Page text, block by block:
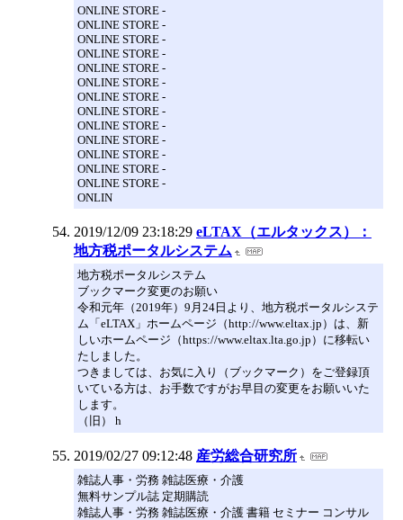
ONLINE STORE -
ONLINE STORE -
ONLINE STORE -
ONLINE STORE -
ONLINE STORE -
ONLINE STORE -
ONLINE STORE -
ONLINE STORE -
ONLINE STORE -
ONLINE STORE -
ONLINE STORE -
ONLINE STORE -
ONLINE STORE -
ONLIN
2019/12/09 23:18:29 eLTAX（エルタックス）：
地方税ポータルシステム
地方税ポータルシステム
ブックマーク変更のお願い
令和元年（2019年）9月24日より、地方税ポータルシステ
ム「eLTAX」ホームページ（http://www.eltax.jp）は、新
しいホームページ（https://www.eltax.lta.go.jp）に移転い
たしました。
つきましては、お気に入り（ブックマーク）をご登録頂
いている方は、お手数ですがお早目の変更をお願いいた
します。
（旧） h
2019/02/27 09:12:48 産労総合研究所
雑誌人事・労務 雑誌医療・介護
無料サンプル誌 定期購読
雑誌人事・労務 雑誌医療・介護 書籍 セミナー コンサル